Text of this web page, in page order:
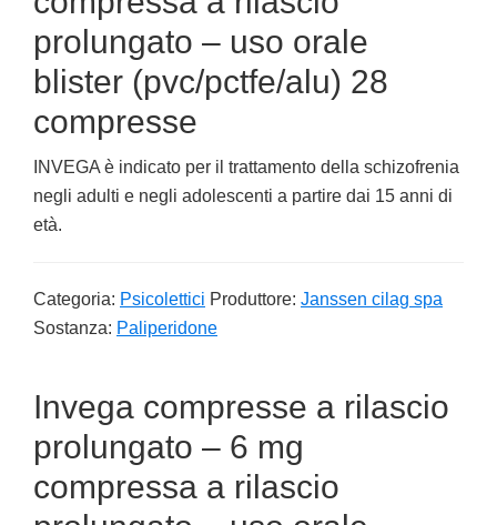
prolungato – uso orale
blister (pvc/pctfe/alu) 28
compresse
INVEGA è indicato per il trattamento della schizofrenia
negli adulti e negli adolescenti a partire dai 15 anni di
età.
Categoria: Psicolettici Produttore: Janssen cilag spa
Sostanza: Paliperidone
Invega compresse a rilascio
prolungato – 6 mg
compressa a rilascio